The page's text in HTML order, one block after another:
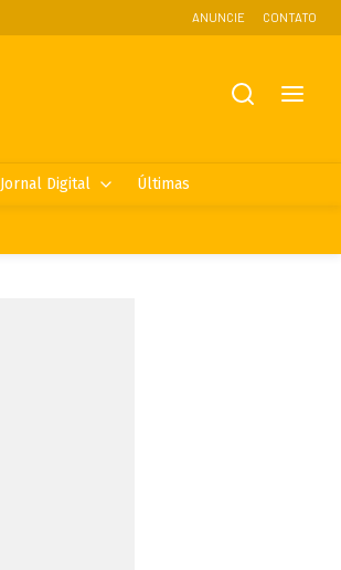
ANUNCIE CONTATO
Jornal Digital Últimas